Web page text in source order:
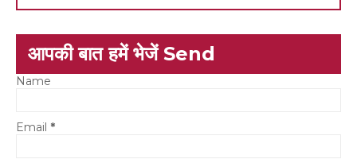
आपकी बात हमें भेजें Send
Name
Email *